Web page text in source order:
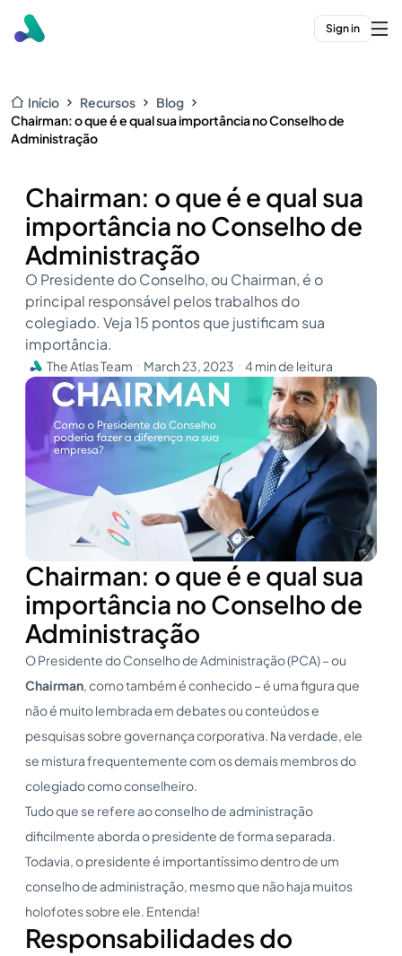
Sign in
Início Recursos
Blog
Chairman: o que é e qual sua importância no Conselho de
Administração
Chairman: o que é e qual sua
importância no Conselho de
Administração
O Presidente do Conselho, ou Chairman, é o
principal responsável pelos trabalhos do
colegiado. Veja 15 pontos que justificam sua
importância.
The Atlas Team ・ March 23, 2023 ・ 4 min de leitura
Chairman: o que é e qual sua
importância no Conselho de
Administração
O Presidente do Conselho de Administração (PCA) – ou
Chairman, como também é conhecido – é uma figura que
não é muito lembrada em debates ou conteúdos e
pesquisas sobre governança corporativa. Na verdade, ele
se mistura frequentemente com os demais membros do
colegiado como conselheiro.
Tudo que se refere ao conselho de administração
dificilmente aborda o presidente de forma separada.
Todavia, o presidente é importantíssimo dentro de um
conselho de administração, mesmo que não haja muitos
holofotes sobre ele. Entenda!
Responsabilidades do